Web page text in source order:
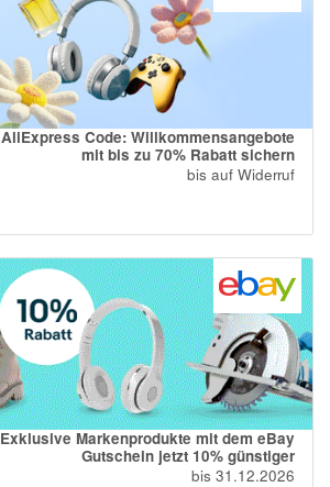
AliExpress Code: Willkommensangebote
mit bis zu 70% Rabatt sichern
bis auf Widerruf
Exklusive Markenprodukte mit dem eBay
Gutschein jetzt 10% günstiger
bis 31.12.2026